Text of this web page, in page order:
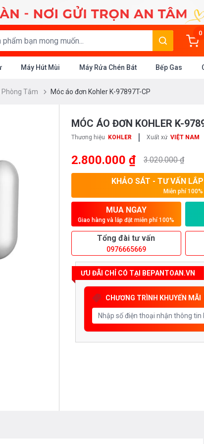
0
Máy Hút Mùi Máy Rửa Chén Bát Bếp Gas
Phòng Tắm Móc áo đơn Kohler K-97897T-CP
MÓC ÁO ĐƠN KOHLER K-
Thương hiệu KOHLER | Xuất xứ VIỆT NAM
2.800.000 ₫ 3.020.000 ₫
KHẢO SÁT - TƯ VẤN
Miễn phí 100%
MUA NGAY
Giao hàng và lắp đặt miễn phí 100%
Tổng đài tư vấn
0976665669
ƯU ĐÃI CHỈ CÓ TẠI BEPANTOAN.VN
CHƯƠNG TRÌNH KHUYẾN MÃI